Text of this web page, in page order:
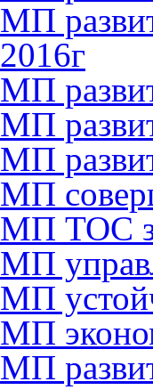
МП
2016г
МП
МП
МП
МП
МП ТОС
МП
МП
МП
МП